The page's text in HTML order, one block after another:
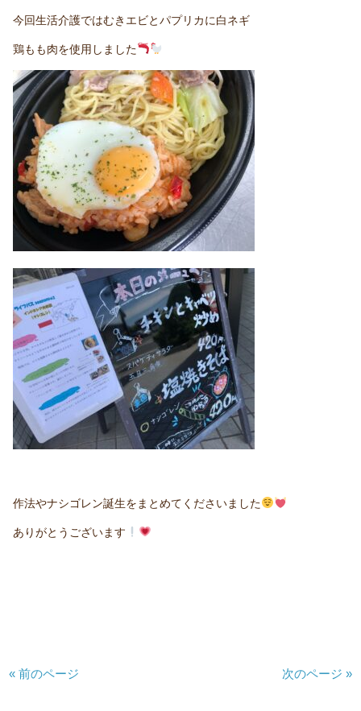
今回生活介護ではむきエビとパプリカに白ネギ
鶏もも肉を使用しました
作法やナシゴレン誕生をまとめてくださいました
ありがとうございます
« 前のページ 次のページ »